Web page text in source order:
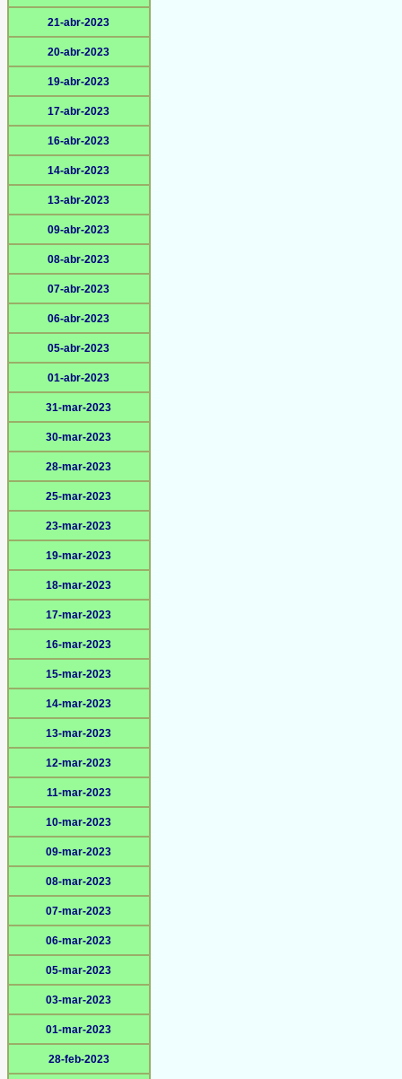
21-abr-2023
20-abr-2023
19-abr-2023
17-abr-2023
16-abr-2023
14-abr-2023
13-abr-2023
09-abr-2023
08-abr-2023
07-abr-2023
06-abr-2023
05-abr-2023
01-abr-2023
31-mar-2023
30-mar-2023
28-mar-2023
25-mar-2023
23-mar-2023
19-mar-2023
18-mar-2023
17-mar-2023
16-mar-2023
15-mar-2023
14-mar-2023
13-mar-2023
12-mar-2023
11-mar-2023
10-mar-2023
09-mar-2023
08-mar-2023
07-mar-2023
06-mar-2023
05-mar-2023
03-mar-2023
01-mar-2023
28-feb-2023